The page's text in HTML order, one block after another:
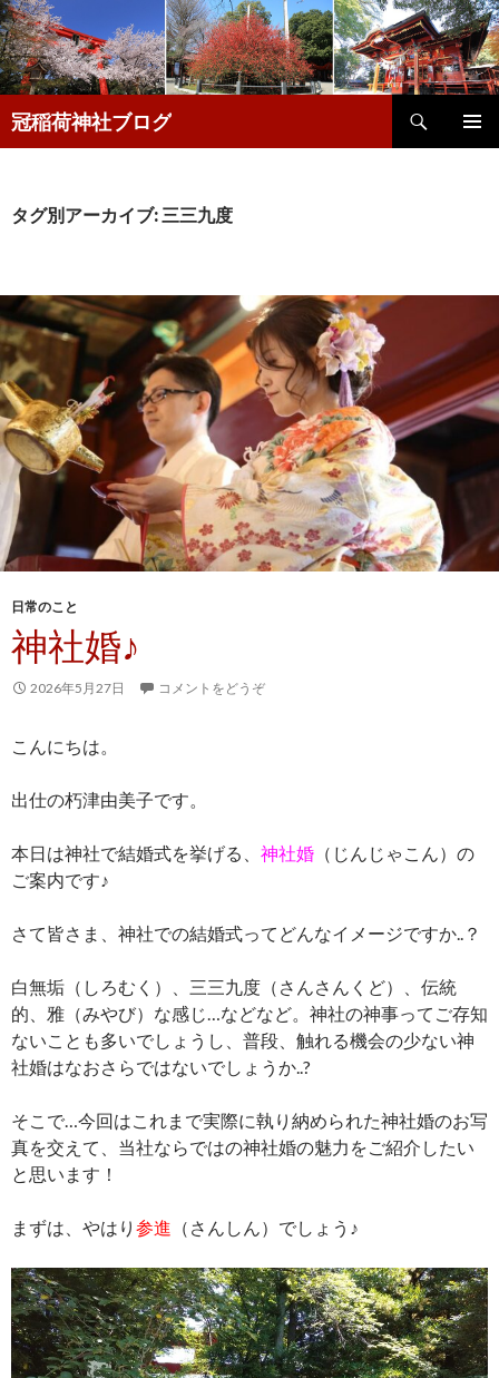
冠稲荷神社ブログ
索
ン
動
タグ別アーカイブ: 三三九度
日常のこと
神社婚♪
2026年5月27日 コメントをどうぞ
こんにちは。
出仕の朽津由美子です。
本日は神社で結婚式を挙げる、 神社婚 （じんじゃこん）の
ご案内です♪
さて皆さま、神社での結婚式ってどんなイメージですか..？
白無垢（しろむく）、三三九度（さんさんくど）、伝統
的、雅（みやび）な感じ…などなど。神社の神事ってご存知
ないことも多いでしょうし、普段、触れる機会の少ない神
社婚はなおさらではないでしょうか..?
そこで…今回はこれまで実際に執り納められた神社婚のお写
真を交えて、当社ならではの神社婚の魅力をご紹介したい
と思います！
まずは、やはり 参進 （さんしん）でしょう♪